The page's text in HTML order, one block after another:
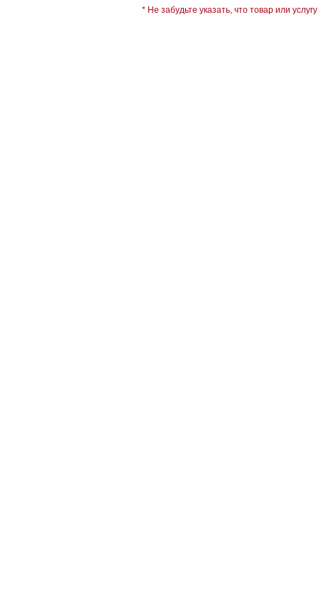
* Не забудьте указать, что товар или